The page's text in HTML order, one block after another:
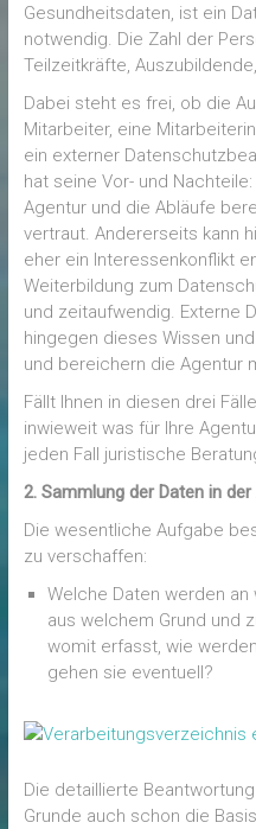
Gesundheitsdaten, ist ein
notwendig. Die Zahl der
Teilzeitkräfte,
Dabei steht es frei, ob die
Mitarbeiter, eine
ein externer
hat seine Vor- und
Agentur und die Abläufe
vertraut. Andererseits kann
eher ein Interessenkonflikt
Weiterbildung zum
und zeitaufwendig. Externe
hingegen dieses Wissen
und bereichern die Agentur
Fällt Ihnen in diesen drei
inwieweit was für Ihre
jeden Fall juristische
2. Sammlung der Daten in
Die wesentliche Aufgabe
zu verschaffen:
Welche Daten werden
aus welchem Grund und
womit erfasst, wie
gehen sie eventuell?
Die detaillierte
Grunde auch schon die